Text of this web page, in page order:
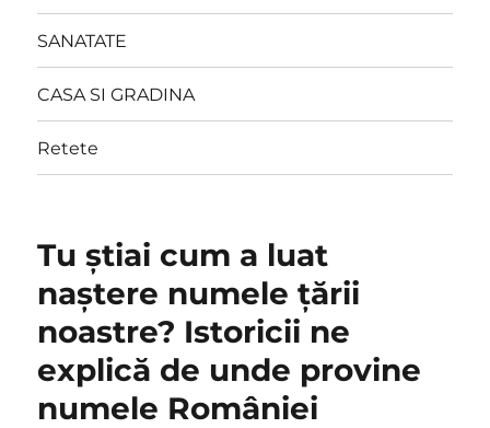
SANATATE
CASA SI GRADINA
Retete
Tu ştiai cum a luat
naştere numele ţării
noastre? Istoricii ne
explică de unde provine
numele României